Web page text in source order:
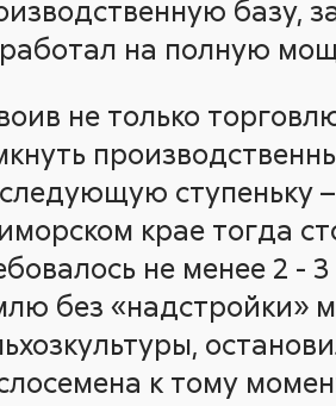
базу,
на полную
не только
ступеньку
крае тогда
не менее 2 -
без «надстройки»
к тому